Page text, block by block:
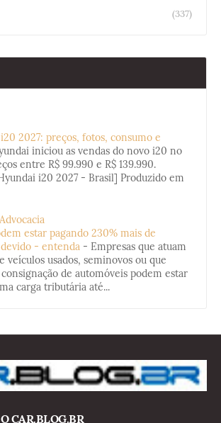
(337)
2027: preços, fotos, consumo e
iniciou as vendas do novo i20 no
entre R$ 99.990 e R$ 139.990.
i20 2027 - Brasil] Produzido em
estar pagando 230% mais de
- entenda - Empresas que atuam
veículos usados, seminovos ou que
de automóveis podem estar
carga tributária até...
CAR.BLOG.BR